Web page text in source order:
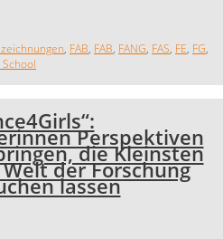
, FAB, FAB, FANG, FAS, FE, FG,
Perspektiven
die Kleinsten
der Forschung
lassen